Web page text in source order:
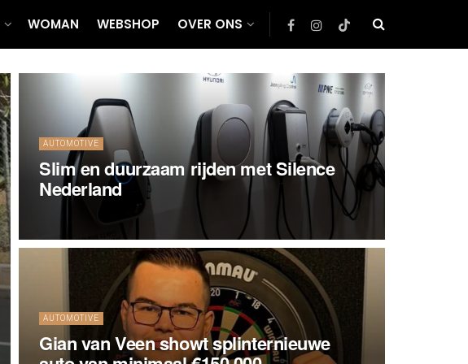
WOMAN WEBSHOP OVER ONS
AUTOMOTIVE
Slim en duurzaam rijden met Silence
Nederland
AUTOMOTIVE
Gian van Veen showt splinternieuwe